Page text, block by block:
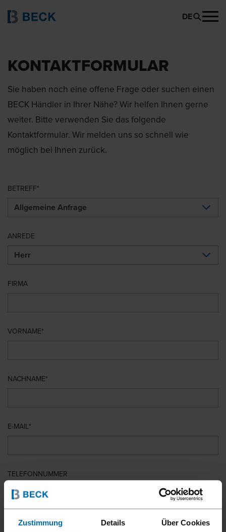
Zustimmung Details Über Cookies
DE
KONTAKTFORMULAR
Sie haben noch eine offene Frage oder suchen einen
BECK Händler in Ihrer Nähe? Wir helfen Ihnen gerne
weiter. Bitte verwenden Sie das folgende
Kontaktformular. Wir melden uns so schnell wie
möglich bei Ihnen zurück.
BETREFF
ANREDE
FIRMA
VORNAME
NACHNAME
E-MAIL
TELEFONNUMMER
LAND